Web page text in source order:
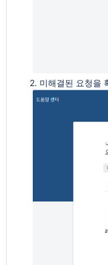
2. 미해결된 요청을